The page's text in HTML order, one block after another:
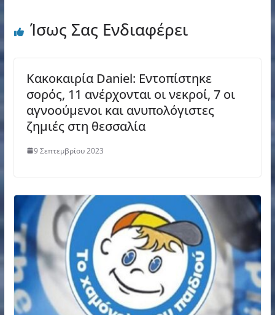
Ίσως Σας Ενδιαφέρει
Κακοκαιρία Daniel: Εντοπίστηκε
σορός, 11 ανέρχονται οι νεκροί, 7 οι
αγνοούμενοι και ανυπολόγιστες
ζημιές στη θεσσαλία
9 Σεπτεμβρίου 2023